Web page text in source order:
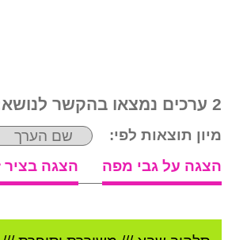
2 ערכים נמצאו בהקשר לנושא:
מיון תוצאות לפי:
הצגה על גבי מפה
הצגה בציר